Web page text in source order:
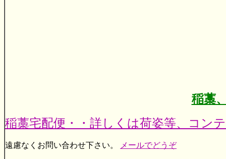
稲藁
稲藁宅配便・・詳しくは荷姿等、コン
遠慮なくお問い合わせ下さい。 メールでどうぞ